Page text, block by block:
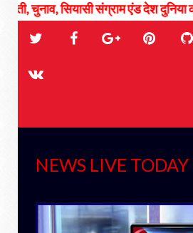
संग्राम एंड देश दुनिया की तमाम
NEWS LIVE TODAY